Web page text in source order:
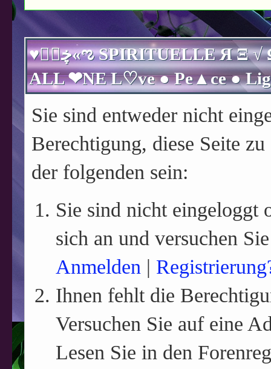
♥ڿڰۣ«ಌ SPIRITUELLE Я Ξ √ Ω L U T ↑ ☼ N - Forum - WE ARE
Sie sind entweder nicht
Berechtigung, diese Seite
der folgenden sein:
Sie sind nicht eingeloggt
sich an und versuchen
Anmelden |
Ihnen fehlt die
Versuchen Sie auf eine
Lesen Sie in den